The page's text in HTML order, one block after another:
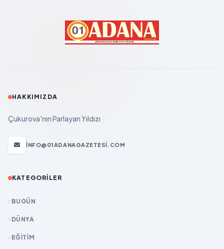
HAKKIMIZDA
Çukurova'nın Parlayan Yıldızı
INFO@01ADANAGAZETESI.COM
KATEGORILER
BUGÜN
DÜNYA
EĞİTİM